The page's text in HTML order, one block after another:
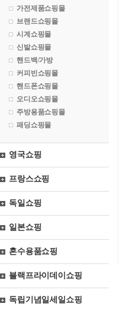
가전제품쇼핑몰
브랜드쇼핑몰
시계쇼핑몰
신발쇼핑몰
핸드백/가방
커피빈쇼핑몰
핸드폰쇼핑몰
오디오쇼핑몰
주방용품쇼핑몰
패딩쇼핑몰
영국쇼핑
프랑스쇼핑
독일쇼핑
일본쇼핑
혼수용품쇼핑
블랙프라이데이쇼핑
독립기념일세일쇼핑